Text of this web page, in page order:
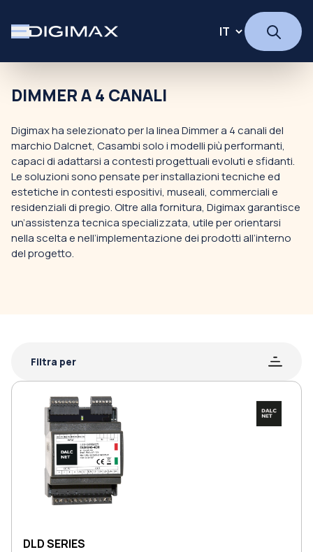
DIMMER A 4 CANALI
Digimax ha selezionato per la linea Dimmer a 4 canali del
marchio Dalcnet, Casambi solo i modelli più performanti,
capaci di adattarsi a contesti progettuali evoluti e sfidanti.
Le soluzioni sono pensate per installazioni tecniche ed
estetiche in contesti espositivi, museali, commerciali e
residenziali di pregio. Oltre alla fornitura, Digimax garantisce
un’assistenza tecnica specializzata, utile per orientarsi
nella scelta e nell’implementazione dei prodotti all’interno
del progetto.
Filtra per
DLD SERIES